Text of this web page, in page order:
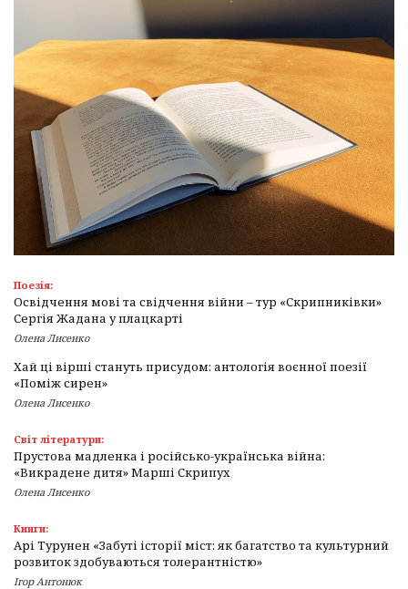
Поезія:
Освідчення мові та свідчення війни – тур «Скрипниківки»
Сергія Жадана у плацкарті
Олена Лисенко
Хай ці вірші стануть присудом: антологія воєнної поезії
«Поміж сирен»
Олена Лисенко
Світ літератури:
Прустова мадленка і російсько-українська війна:
«Викрадене дитя» Марші Скрипух
Олена Лисенко
Книги:
Арі Турунен «Забуті історії міст: як багатство та культурний
розвиток здобуваються толерантністю»
Ігор Антонюк